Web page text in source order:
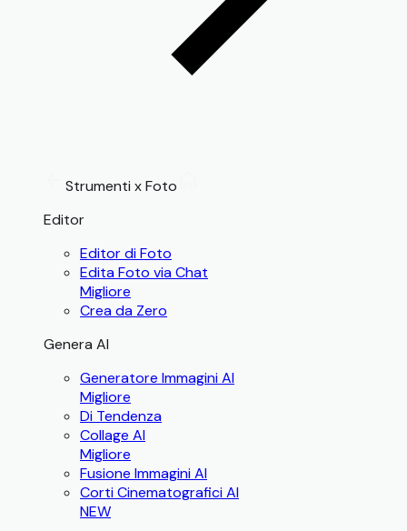
Strumenti x Foto
Editor
Editor di Foto
Edita Foto via Chat
Migliore
Crea da Zero
Genera AI
Generatore Immagini AI
Migliore
Di Tendenza
Collage AI
Migliore
Fusione Immagini AI
Corti Cinematografici AI
NEW